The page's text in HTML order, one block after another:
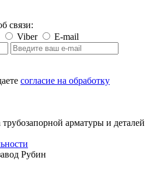
связи:
Viber E-mail
согласие на обработку
арматуры и деталей
Рубин